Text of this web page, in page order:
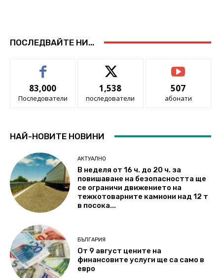
ПОСЛЕДВАЙТЕ НИ...
83,000
Последователи
1,538
последователи
507
абонати
НАЙ-НОВИТЕ НОВИНИ
АКТУАЛНО
В неделя от 16 ч. до 20 ч. за
повишаване на безопасността ще
се ограничи движението на
тежкотоварните камиони над 12 т
в посока...
БЪЛГАРИЯ
От 9 август цените на
финансовите услуги ще са само в
евро